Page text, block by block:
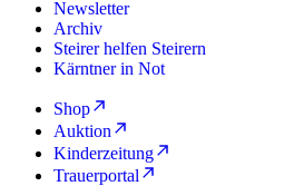
Newsletter
Archiv
Steirer helfen Steirern
Kärntner in Not
Shop
Auktion
Kinderzeitung
Trauerportal